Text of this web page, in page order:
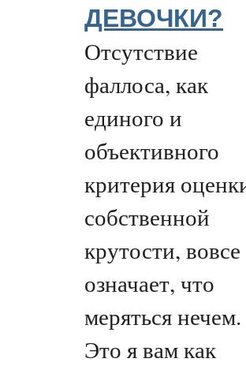
ДЕВОЧКИ?
Отсутствие
фаллоса, как
единого и
объективного
критерия
собственной
крутости,
означает, что
меряться нечем.
Это я вам как